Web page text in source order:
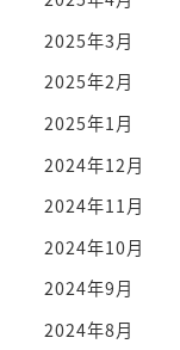
2025年3月
2025年2月
2025年1月
2024年12月
2024年11月
2024年10月
2024年9月
2024年8月